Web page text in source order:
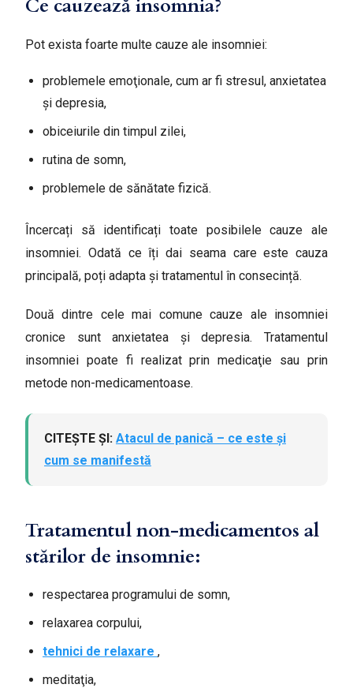
Ce cauzează insomnia?
Pot exista foarte multe cauze ale insomniei:
problemele emoţionale, cum ar fi stresul, anxietatea
şi depresia,
obiceiurile din timpul zilei,
rutina de somn,
problemele de sănătate fizică.
Încercați să identificați toate posibilele cauze ale
insomniei. Odată ce îți dai seama care este cauza
principală, poți adapta și tratamentul în consecință.
Două dintre cele mai comune cauze ale insomniei
cronice sunt anxietatea şi depresia. Tratamentul
insomniei poate fi realizat prin medicaţie sau prin
metode non-medicamentoase.
CITEȘTE ȘI: Atacul de panică – ce este și
cum se manifestă
Tratamentul non-medicamentos al
stărilor de insomnie:
respectarea programului de somn,
relaxarea corpului,
tehnici de relaxare ,
meditaţia,